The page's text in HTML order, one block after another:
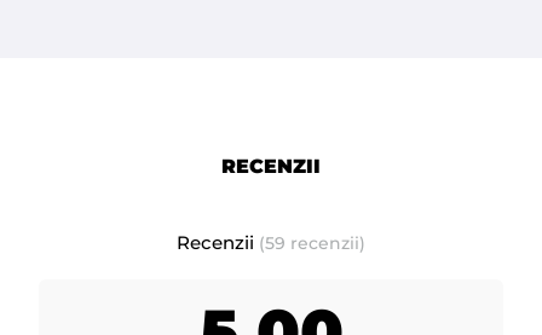
Gel de Duș Hidratant SIEM Beauty & Care – 500 ml
și hidratată zi de zi. Formula sa specială curăță delicat, oferind o
Testat dermatologic și potrivit pentru toate tipurile de piele, acest gel
RECENZII
Recenzii (59 recenzii)